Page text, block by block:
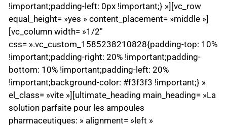
!important;padding-left: 0px !important;} »][vc_row
equal_height= »yes » content_placement= »middle »]
[vc_column width= »1/2″
css= ».vc_custom_1585238210828{padding-top: 10%
!important;padding-right: 20% !important;padding-
bottom: 10% !important;padding-left: 20%
!important;background-color: #f3f3f3 !important;} »
el_class= »vite »][ultimate_heading main_heading= »La
solution parfaite pour les ampoules
pharmaceutiques: » alignment= »left »